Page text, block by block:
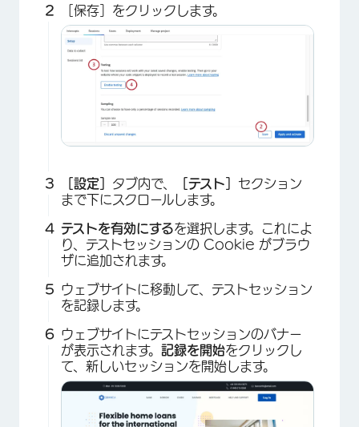
［保存］をクリックします。
［設定］ タブ内で、 ［テスト］ セクション
まで下にスクロールします。
テストを有効にするを選択します。これによ
り、テストセッションの Cookie がブラウ
ザに追加されます。
ウェブサイトに移動して、テストセッション
を記録します。
ウェブサイトにテストセッションのバナー
が表示されます。 記録を開始をクリックし
て、新しいセッションを開始します。